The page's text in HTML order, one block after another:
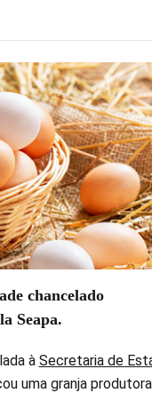
chancelado
Seapa.
à Secretaria de
uma granja